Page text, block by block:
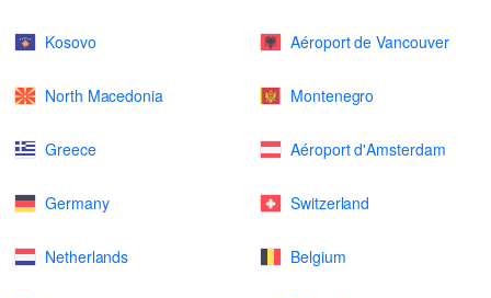
Kosovo Aéroport de Vancouver
North Macedonia Montenegro
Greece Aéroport d'Amsterdam
Germany Switzerland
Netherlands Belgium